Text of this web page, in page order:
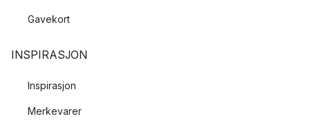
Gavekort
INSPIRASJON
Inspirasjon
Merkevarer